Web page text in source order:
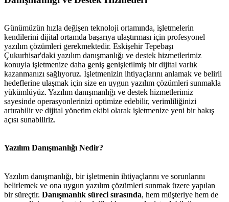
Günümüzün hızla değişen teknoloji ortamında, işletmelerin
kendilerini dijital ortamda başarıya ulaştırması için profesyonel
yazılım çözümleri gerekmektedir. Eskişehir Tepebaşı
Çukurhisar'daki yazılım danışmanlığı ve destek hizmetlerimiz
konuyla işletmenize daha geniş genişletilmiş bir dijital varlık
kazanmanızı sağlıyoruz. İşletmenizin ihtiyaçlarını anlamak ve belirli
hedeflerine ulaşmak için size en uygun yazılım çözümleri sunmakla
yükümlüyüz. Yazılım danışmanlığı ve destek hizmetlerimiz
sayesinde operasyonlerinizi optimize edebilir, verimliliğinizi
artırabilir ve dijital yönetim ekibi olarak işletmenize yeni bir bakış
açısı sunabiliriz.
Yazılım Danışmanlığı Nedir?
Yazılım danışmanlığı, bir işletmenin ihtiyaçlarını ve sorunlarını
belirlemek ve ona uygun yazılım çözümleri sunmak üzere yapılan
bir süreçtir. Danışmanlık süreci sırasında, hem müşteriye hem de